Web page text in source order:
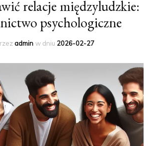
relacje międzyludzkie:
psychologiczne
admin w dniu 2026-02-27